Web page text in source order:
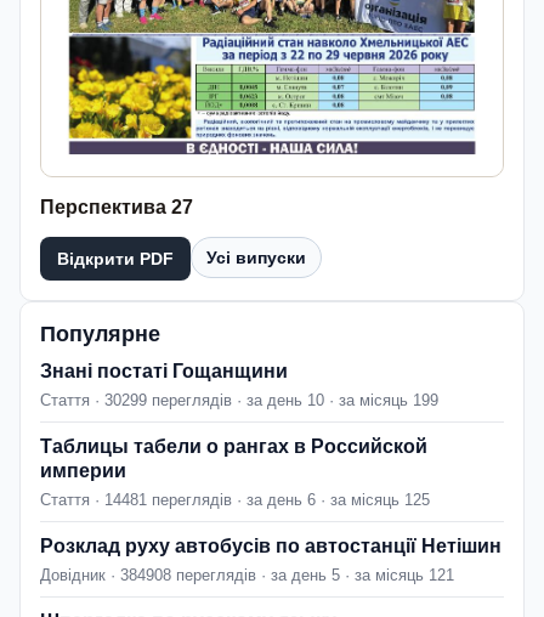
Перспектива 27
Відкрити PDF Усі випуски
Популярне
Знані постаті Гощанщини
Стаття · 30299 переглядів · за день 10 · за місяць 199
Таблицы табели о рангах в Российской
империи
Стаття · 14481 переглядів · за день 6 · за місяць 125
Розклад руху автобусів по автостанції Нетішин
Довідник · 384908 переглядів · за день 5 · за місяць 121